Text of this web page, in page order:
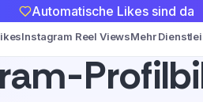
Automatische Likes sind da
Instagram Reel ViewsMehr